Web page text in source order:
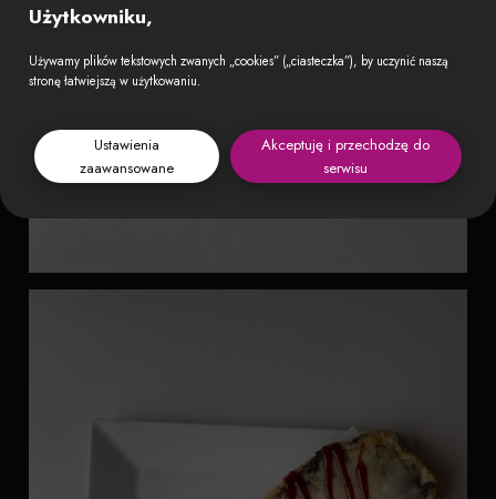
Użytkowniku,
Używamy plików tekstowych zwanych „cookies” („ciasteczka”), by uczynić naszą
stronę łatwiejszą w użytkowaniu.
Ustawienia
zaawansowane
Akceptuję i przechodzę do
serwisu